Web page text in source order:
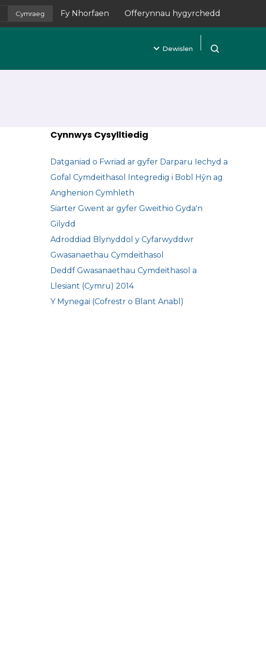
Cymraeg Fy Nhorfaen
(yn agor mewn tab newydd)
Offerynnau hygyrchedd
Dewislen
Agor chwilio
Cynnwys Cysylltiedig
Datganiad o Fwriad ar gyfer Darparu Iechyd a
Gofal Cymdeithasol Integredig i Bobl Hŷn ag
Anghenion Cymhleth
Siarter Gwent ar gyfer Gweithio Gyda'n
Gilydd
Adroddiad Blynyddol y Cyfarwyddwr
Gwasanaethau Cymdeithasol
Deddf Gwasanaethau Cymdeithasol a
Llesiant (Cymru) 2014
Y Mynegai (Cofrestr o Blant Anabl)